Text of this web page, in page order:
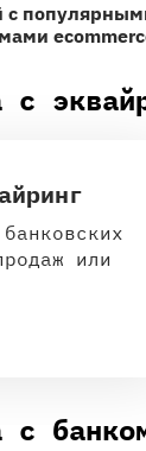
с
с
или
с